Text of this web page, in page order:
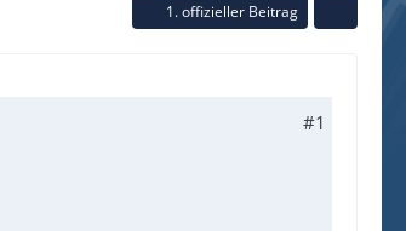
1. offizieller Beitrag
#1